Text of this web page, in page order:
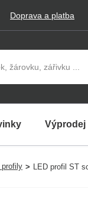
Doprava a platba
Výprodej
> LED profil ST